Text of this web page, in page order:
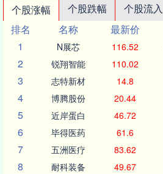
个股涨幅 个股跌幅 个股流入
排名
名称 最新价
1
N展芯 116.52
2 锐翔智能 110.02
3 志特新材 14.8
4 博腾股份 20.44
5 近岸蛋白 46.72
6 毕得医药 61.6
7 五洲医疗 83.62
8 耐科装备 49.67